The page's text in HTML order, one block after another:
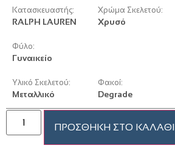
Κατασκευαστής:
RALPH LAUREN
Χρώμα Σκελετού:
Χρυσό
Φύλο:
Γυναικείο
Υλικό Σκελετού:
Μεταλλικό
Φακοί:
Degrade
ΠΡΟΣΘΉΚΗ ΣΤΟ ΚΑΛΆΘΙ